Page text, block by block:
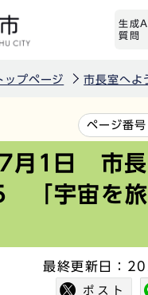
生成
質問
ップページ 市長室へよ
ページ番号
月1日 市長
「宇宙を
最終更新日：